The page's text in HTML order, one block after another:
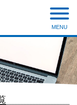
MENU